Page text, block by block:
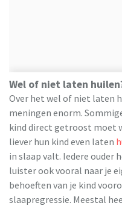
Wel of niet laten
Over het wel of niet laten
meningen enorm.
kind direct getroost moet
liever hun kind even laten
in slaap valt. Iedere ouder
luister ook vooral naar je
behoeften van je kind
slaapregressie. Meestal